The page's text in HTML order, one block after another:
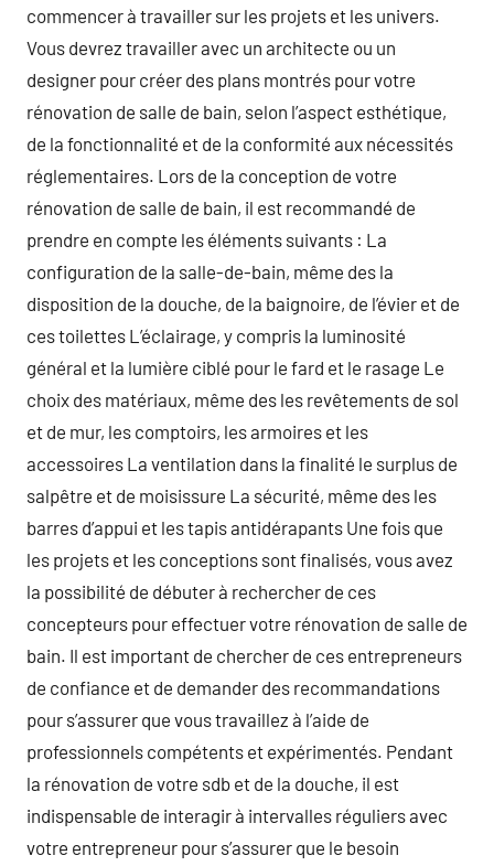
commencer à travailler sur les projets et les univers.
Vous devrez travailler avec un architecte ou un
designer pour créer des plans montrés pour votre
rénovation de salle de bain, selon l’aspect esthétique,
de la fonctionnalité et de la conformité aux nécessités
réglementaires. Lors de la conception de votre
rénovation de salle de bain, il est recommandé de
prendre en compte les éléments suivants : La
configuration de la salle-de-bain, même des la
disposition de la douche, de la baignoire, de l’évier et de
ces toilettes L’éclairage, y compris la luminosité
général et la lumière ciblé pour le fard et le rasage Le
choix des matériaux, même des les revêtements de sol
et de mur, les comptoirs, les armoires et les
accessoires La ventilation dans la finalité le surplus de
salpêtre et de moisissure La sécurité, même des les
barres d’appui et les tapis antidérapants Une fois que
les projets et les conceptions sont finalisés, vous avez
la possibilité de débuter à rechercher de ces
concepteurs pour effectuer votre rénovation de salle de
bain. Il est important de chercher de ces entrepreneurs
de confiance et de demander des recommandations
pour s’assurer que vous travaillez à l’aide de
professionnels compétents et expérimentés. Pendant
la rénovation de votre sdb et de la douche, il est
indispensable de interagir à intervalles réguliers avec
votre entrepreneur pour s’assurer que le besoin